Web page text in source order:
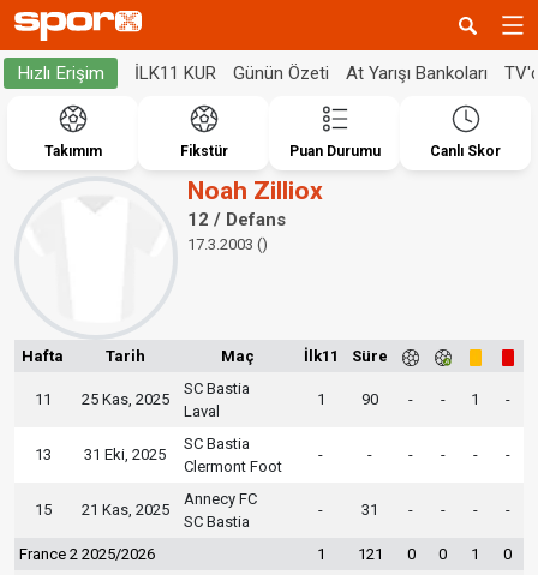
Hızlı Erişim İLK11 KUR Günün Özeti At Yarışı Bankoları
Takımım Fikstür Puan Durumu Canlı Skor
Noah Zilliox
12 / Defans
17.3.2003 ()
Hafta Tarih Maç İlk11 Süre
11 25 Kas, 2025
SC Bastia
Laval
1 90 - - 1 -
13 31 Eki, 2025
SC Bastia
Clermont Foot
- - - - - -
15 21 Kas, 2025
Annecy FC
SC Bastia
- 31 - - - -
France 2 2025/2026 1 121 0 0 1 0